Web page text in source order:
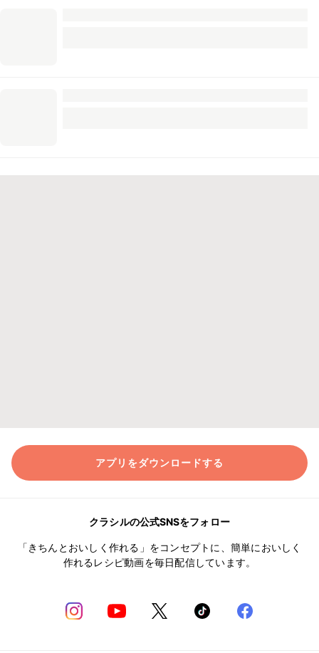
アプリをダウンロードする
クラシルの公式SNSをフォロー
「きちんとおいしく作れる」をコンセプトに、簡単においしく
作れるレシピ動画を毎日配信しています。